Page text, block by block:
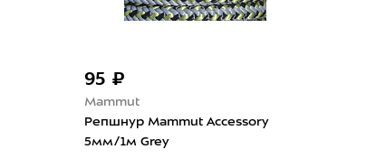
95 ₽
Mammut
Репшнур Mammut Accessory
5мм/1м Grey